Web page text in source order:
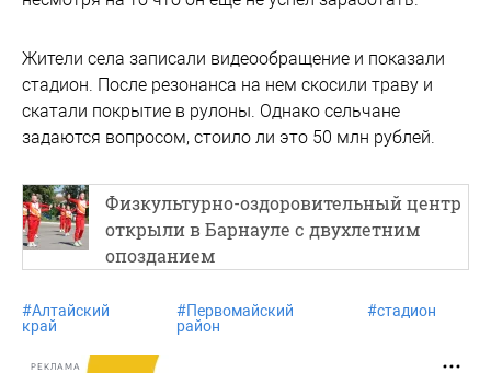
Жители села записали видеообращение и показали
стадион. После резонанса на нем скосили траву и
скатали покрытие в рулоны. Однако сельчане
задаются вопросом, стоило ли это 50 млн рублей.
Физкультурно-оздоровительный центр
открыли в Барнауле с двухлетним
опозданием
#Алтайский
край
#Первомайский
район
#стадион
РЕКЛАМА